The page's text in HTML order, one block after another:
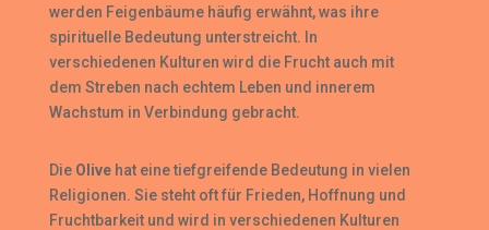
werden Feigenbäume häufig erwähnt, was ihre
spirituelle Bedeutung unterstreicht. In
verschiedenen Kulturen wird die Frucht auch mit
dem Streben nach echtem Leben und innerem
Wachstum in Verbindung gebracht.
Die Olivehat eine tiefgreifende Bedeutung in vielen
Religionen. Sie steht oft für Frieden, Hoffnung und
Fruchtbarkeit und wird in verschiedenen Kulturen